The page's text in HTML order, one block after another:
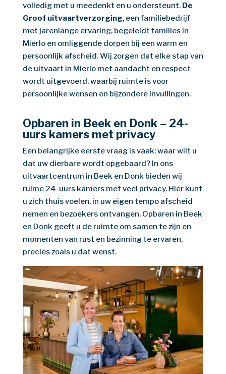
volledig met u meedenkt en u ondersteunt. De
Groof uitvaartverzorging, een familiebedrijf
met jarenlange ervaring, begeleidt families in
Mierlo en omliggende dorpen bij een warm en
persoonlijk afscheid. Wij zorgen dat elke stap van
de uitvaart in Mierlo met aandacht en respect
wordt uitgevoerd, waarbij ruimte is voor
persoonlijke wensen en bijzondere invullingen.
Opbaren in Beek en Donk – 24-
uurs kamers met privacy
Een belangrijke eerste vraag is vaak: waar wilt u
dat uw dierbare wordt opgebaard? In ons
uitvaartcentrum in Beek en Donk bieden wij
ruime 24-uurs kamers met veel privacy. Hier kunt
u zich thuis voelen, in uw eigen tempo afscheid
nemen en bezoekers ontvangen. Opbaren in Beek
en Donk geeft u de ruimte om samen te zijn en
momenten van rust en bezinning te ervaren,
precies zoals u dat wenst.